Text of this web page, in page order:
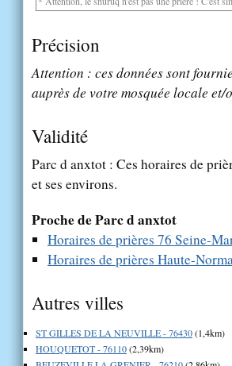
Précision
Attention : ces données sont
auprès de votre mosquée locale
Validité
Parc d anxtot : Ces horaires de
et ses environs.
Proche de Parc d anxtot
Horaires de prières 76 Seine-
Horaires de prières Haute-
Autres villes
ST GILLES DE LA NEUVILLE - 76430(1,4km)
HOUQUETOT - 76110(2,39km)